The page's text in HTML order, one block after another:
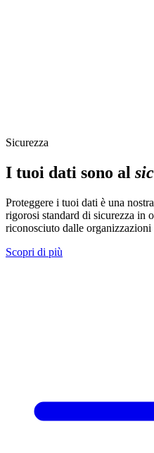
Sicurezza
I tuoi dati sono al
Proteggere i tuoi dati è una
rigorosi standard di sicurezza in
riconosciuto dalle
Scopri di più